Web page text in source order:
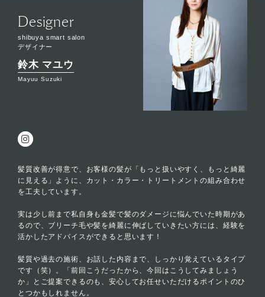
Designer
shibuya smart salon
デザイナー
鈴木 マユウ
Mayuu Suzuki
髪質改善が得意で、お客様の髪が「もっと扱いやすく、もっと綺麗
に見える」ように、カット・カラー・トリートメントの組み合わせ
を工夫しています。
実は少し前まで私自身も金髪で髪のダメージに悩んでいた時期があ
るので、ブリーチ毛や髪を綺麗に伸ばしていきたい方には、経験を
活かしたアドバイスができると思います！
髪質や過去の施術、お話した内容まで、しっかり覚えているタイプ
です（笑）。「前回こうだったから、今回はこうしてみましょう
か」とご提案できるのも、安心してお任せいただけるポイントのひ
とつかもしれません。